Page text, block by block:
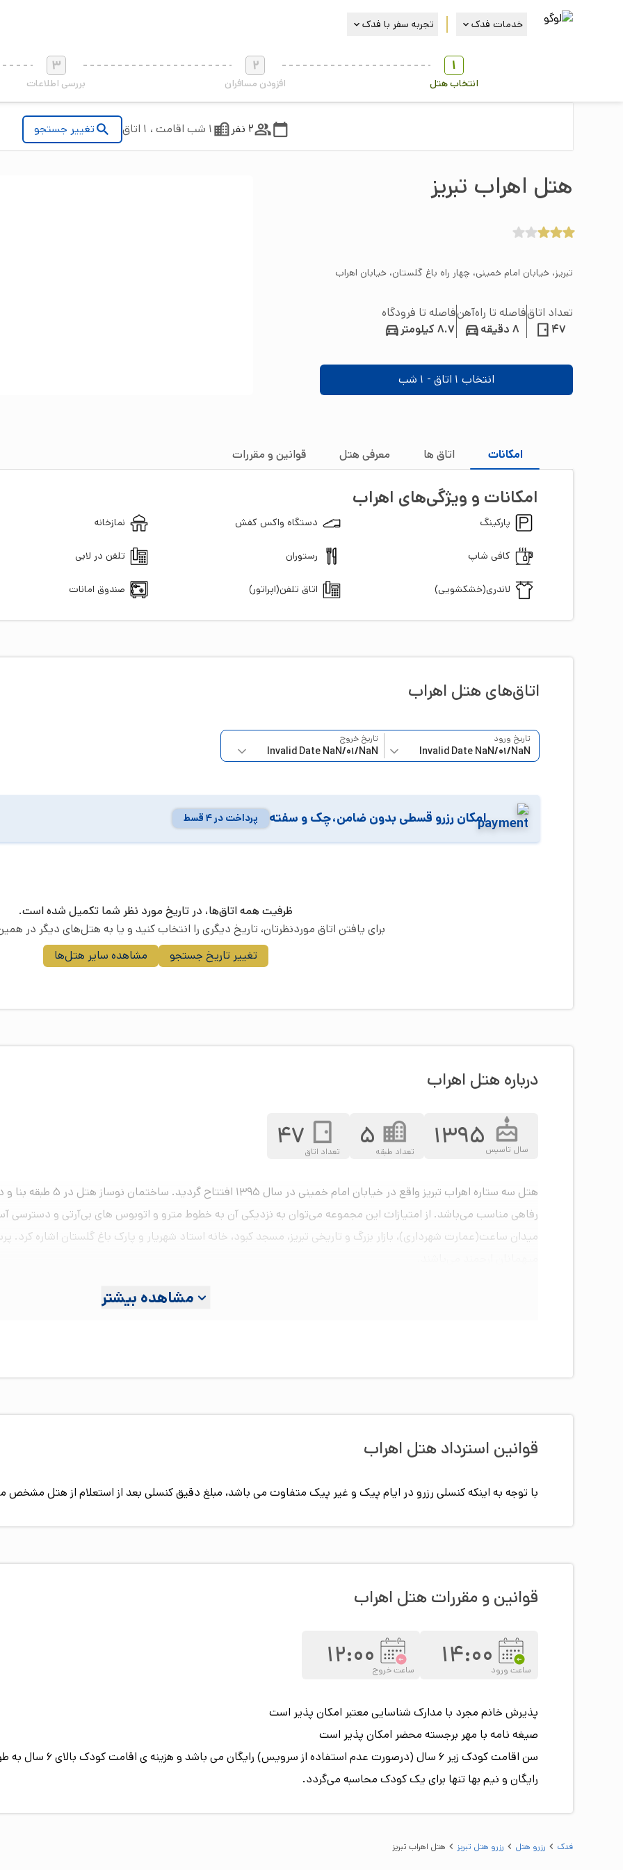
خدمات فدک تجربه سفر با فدک
1
انتخاب هتل
2
افزودن مسافران
3
بررسی اطلاعات
2 نفر 1 شب اقامت ، 1 اتاق تغییر جستجو
هتل اهراب تبريز
تبریز، خیابان امام خمینی، چهار راه باغ گلستان، خیابان اهراب
تعداد اتاق
47
فاصله تا راه‌آهن
8 دقیقه
فاصله تا فرودگاه
8.7 کیلومتر
انتخاب 1 اتاق - 1 شب
امکانات اتاق‌ ها معرفی هتل قوانین و مقررات
امکانات و ویژگی‌های اهراب
پارکینگ
کافی شاپ
لاندری(خشکشویی)
دستگاه واکس کفش
رستوران
اتاق تلفن(اپراتور)
نمازخانه
تلفن در لابی
صندوق امانات
اتاق‌‌های هتل اهراب
تاریخ ورود تاریخ خروج
امکان رزرو قسطی بدون ضامن،چک و سفته پرداخت در ۴ قسط
ظرفیت همه اتاق‌ها، در تاریخ مورد نظر شما تکمیل شده است.
برای یافتن اتاق موردنظرتان، تاریخ دیگری را انتخاب کنید و یا به هتل‌های دیگر در
تغییر تاریخ جستجو
مشاهده سایر هتل‌ها
درباره هتل اهراب
سال تاسیس1395 تعداد طبقه5 تعداد اتاق47
رفاهی مناسب می‌باشد. از امتیازات این مجموعه می‌توان به نزدیکی آن به خطوط مترو و اتوبوس های بی‌آرتی و دسترسی
میدان ساعت(عمارت شهرداری)، بازار بزرگ و تاریخی تبریز، مسجد کبود، خانه استاد شهریار و پارک باغ گلستان اشاره کرد.
مشاهده بیشتر
قوانین استرداد هتل اهراب
با توجه به اینکه کنسلی رزرو در ایام پیک و غیر پیک متفاوت می باشد، مبلغ دقیق کنسلی بعد از استعلام از هتل
قوانین و مقررات هتل اهراب
ساعت ورود14:00 ساعت خروج12:00
پذیرش خانم مجرد با مدارک شناسایی معتبر امکان پذیر است
صیغه نامه با مهر برجسته محضر امکان پذیر است
سن اقامت کودک زیر 6
رایگان و نیم بها تنها برای یک کودک محاسبه می‌گردد.
فدک رزرو هتل رزرو هتل تبريز هتل اهراب تبريز